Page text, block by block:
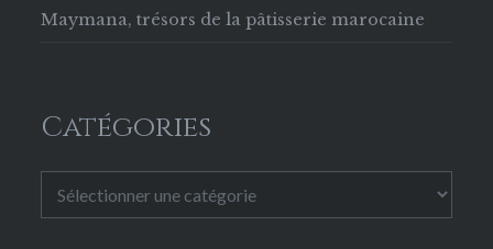
Maymana, trésors de la pâtisserie marocaine
Catégories